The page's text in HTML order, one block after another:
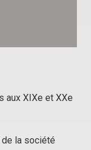
aux XIXe et XXe
la société